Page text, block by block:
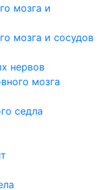
мозга и
мозга и сосудов
нервов
мозга
седла